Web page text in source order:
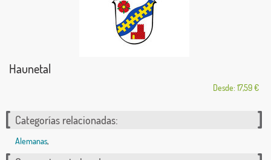
Haunetal
Desde: 17,59 €
Categorías relacionadas:
Alemanas,